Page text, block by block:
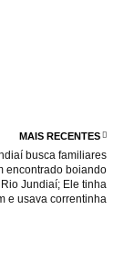
MAIS RECENTES
busca familiares
encontrado boiando
Jundiaí; Ele tinha
e usava correntinha